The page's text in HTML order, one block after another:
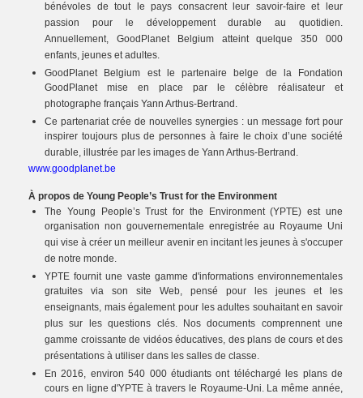
bénévoles de tout le pays consacrent leur savoir-faire et leur
passion pour le développement durable au quotidien.
Annuellement, GoodPlanet Belgium atteint quelque 350 000
enfants, jeunes et adultes.
GoodPlanet Belgium est le partenaire belge de la Fondation
GoodPlanet mise en place par le célèbre réalisateur et
photographe français Yann Arthus-Bertrand.
Ce partenariat crée de nouvelles synergies : un message fort pour
inspirer toujours plus de personnes à faire le choix d’une société
durable, illustrée par les images de Yann Arthus-Bertrand.
www.goodplanet.be
À propos de Young People’s Trust for the Environment
The Young People’s Trust for the Environment (YPTE) est une
organisation non gouvernementale enregistrée au Royaume Uni
qui vise à créer un meilleur avenir en incitant les jeunes à s'occuper
de notre monde.
YPTE fournit une vaste gamme d'informations environnementales
gratuites via son site Web, pensé pour les jeunes et les
enseignants, mais également pour les adultes souhaitant en savoir
plus sur les questions clés. Nos documents comprennent une
gamme croissante de vidéos éducatives, des plans de cours et des
présentations à utiliser dans les salles de classe.
En 2016, environ 540 000 étudiants ont téléchargé les plans de
cours en ligne d'YPTE à travers le Royaume-Uni. La même année,